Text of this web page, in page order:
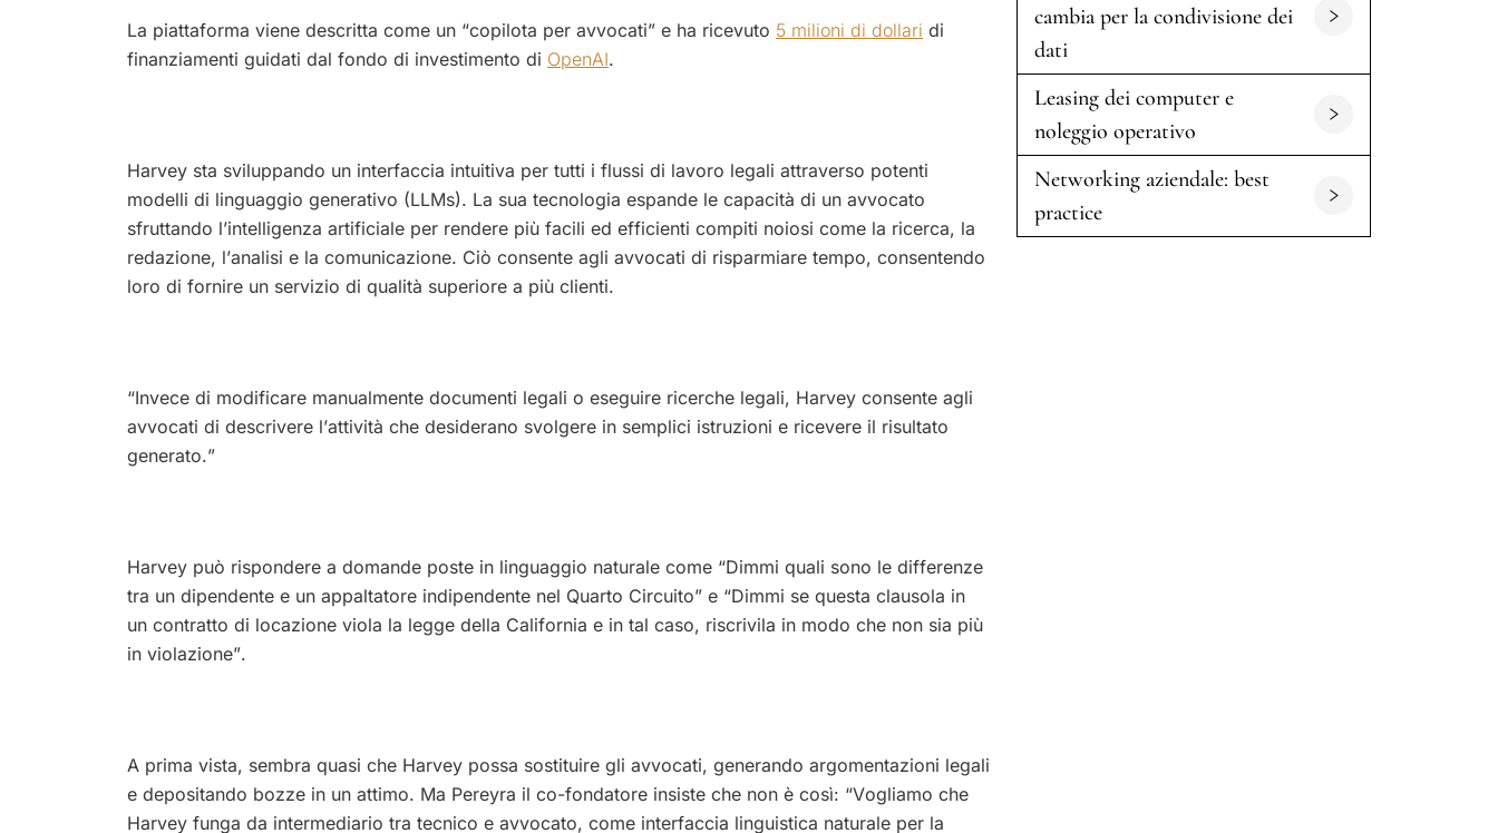
La piattaforma viene descritta come un “copilota per avvocati” e ha ricevuto 5 milioni di dollari di
finanziamenti guidati dal fondo di investimento di OpenAI.
Harvey sta sviluppando un interfaccia intuitiva per tutti i flussi di lavoro legali attraverso potenti
modelli di linguaggio generativo (LLMs). La sua tecnologia espande le capacità di un avvocato
sfruttando l’intelligenza artificiale per rendere più facili ed efficienti compiti noiosi come la ricerca, la
redazione, l’analisi e la comunicazione. Ciò consente agli avvocati di risparmiare tempo, consentendo
loro di fornire un servizio di qualità superiore a più clienti.
“Invece di modificare manualmente documenti legali o eseguire ricerche legali, Harvey consente agli
avvocati di descrivere l’attività che desiderano svolgere in semplici istruzioni e ricevere il risultato
generato.”
Harvey può rispondere a domande poste in linguaggio naturale come “Dimmi quali sono le differenze
tra un dipendente e un appaltatore indipendente nel Quarto Circuito” e “Dimmi se questa clausola in
un contratto di locazione viola la legge della California e in tal caso, riscrivila in modo che non sia più
in violazione”.
A prima vista, sembra quasi che Harvey possa sostituire gli avvocati, generando argomentazioni legali
e depositando bozze in un attimo. Ma Pereyra il co-fondatore insiste che non è così: “Vogliamo che
Harvey funga da intermediario tra tecnico e avvocato, come interfaccia linguistica naturale per la
cambia per la condivisione dei
dati
Leasing dei computer e
noleggio operativo
Networking aziendale: best
practice